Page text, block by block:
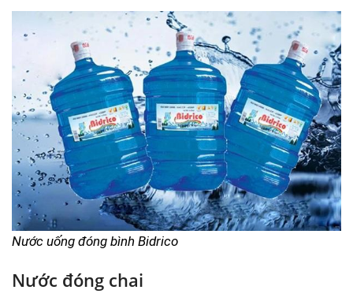
Nước uống đóng bình Bidrico
Nước đóng chai